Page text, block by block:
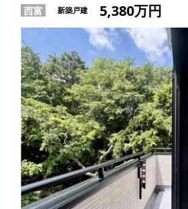
西富 新築戸建 5,380万円